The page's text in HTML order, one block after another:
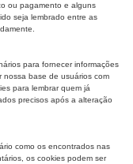
ou pagamento e alguns
seja lembrado entre as
para fornecer informações
nossa base de usuários com
para lembrar quem já
precisos após a alteração
como os encontrados nas
os cookies podem ser